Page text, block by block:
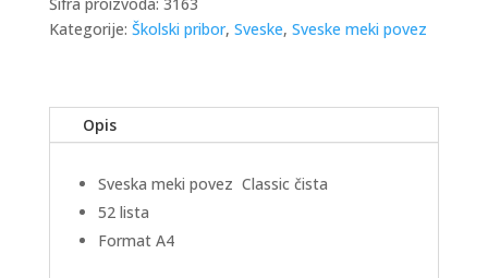
Kategorije: Školski pribor, Sveske, Sveske meki povez
Opis
Sveska meki povez Classic čista
52 lista
Format A4